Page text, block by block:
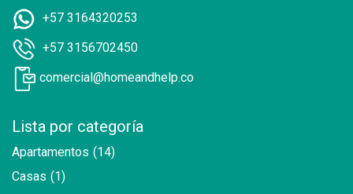
+57 3164320253
+57 3156702450
comercial@homeandhelp.co
Lista por categoría
Apartamentos (14)
Casas (1)